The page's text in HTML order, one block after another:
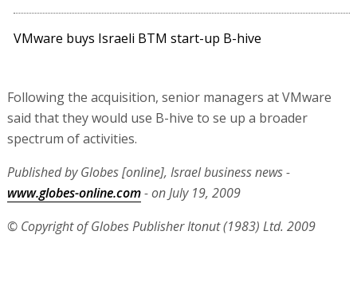
VMware buys Israeli BTM start-up B-hive
Following the acquisition, senior managers at VMware
said that they would use B-hive to se up a broader
spectrum of activities.
Published by Globes [online], Israel business news -
www.globes-online.com- on July 19, 2009
© Copyright of Globes Publisher Itonut (1983) Ltd. 2009